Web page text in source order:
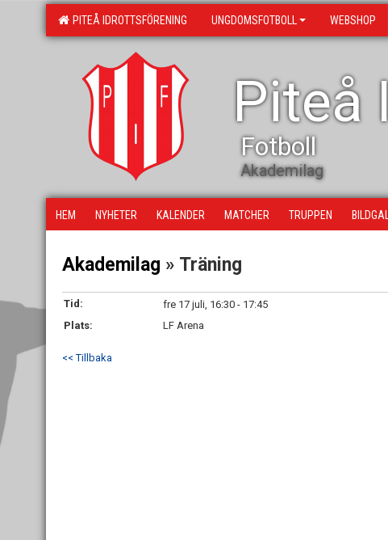
PITEÅ IDROTTSFÖRENING UNGDOMSFOTBOLL WEBSHOP
Piteå
Fotboll
Akademilag
HEM NYHETER KALENDER MATCHER TRUPPEN
Akademilag » Träning
Tid:
fre 17 juli, 16:30 - 17:45
Plats:
LF Arena
<< Tillbaka